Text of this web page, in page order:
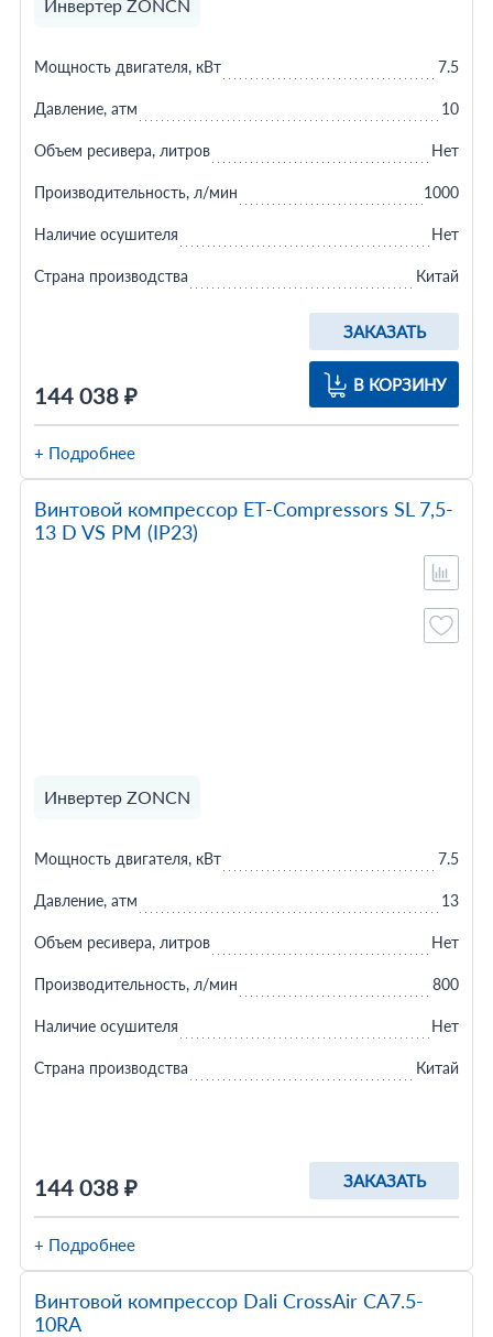
Инвертер ZONCN
144 038 ₽
ЗАКАЗАТЬ
В КОРЗИНУ
Мощность двигателя, кВт 7.5
Давление, атм 10
Объем ресивера, литров Нет
Производительность, л/мин 1000
Наличие осушителя Нет
Страна производства Китай
+ Подробнее
Винтовой компрессор ET-Compressors SL 7,5-
13 D VS PM (IP23)
Инвертер ZONCN
144 038 ₽ ЗАКАЗАТЬ
Мощность двигателя, кВт 7.5
Давление, атм 13
Объем ресивера, литров Нет
Производительность, л/мин 800
Наличие осушителя Нет
Страна производства Китай
+ Подробнее
Винтовой компрессор Dali CrossAir CA7.5-
10RA